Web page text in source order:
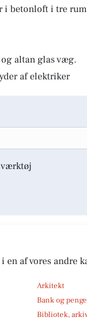
i betonloft i tre
altan glas væg.
af elektriker
værktøj
en af vores andre
Arkitekt
Bank og
Bibliotek,